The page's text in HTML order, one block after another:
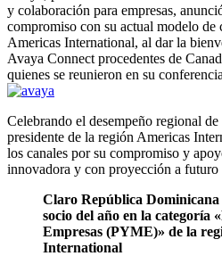
y colaboración para empresas,
compromiso con su actual modelo de
Americas International, al dar la
Avaya Connect procedentes de
quienes se reunieron en su
Celebrando el desempeño regional
presidente de la región Americas
los canales por su compromiso y
innovadora y con proyección a futuro
Claro República Dominicana
socio del año en la categoría
Empresas (PYME)» de la
International